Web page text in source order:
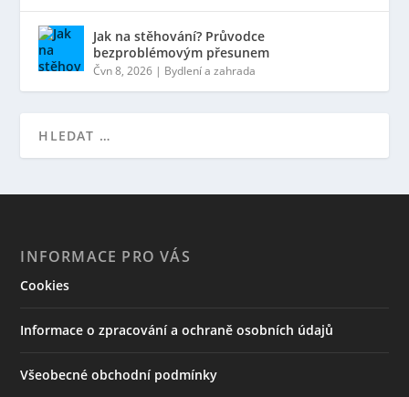
Jak na stěhování? Průvodce
bezproblémovým přesunem
Čvn 8, 2026 | Bydlení a zahrada
INFORMACE PRO VÁS
Cookies
Informace o zpracování a ochraně osobních údajů
Všeobecné obchodní podmínky